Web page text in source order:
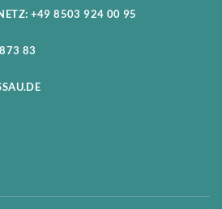
+49 8503 924 00 95
83